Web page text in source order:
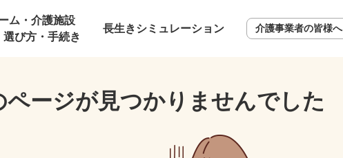
ム・介護施設
び方・手続き
長生きシミュレーション 介護事業者の皆様へ
ページが見つかりませんでした